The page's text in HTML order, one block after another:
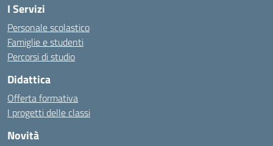
I Servizi
Personale scolastico
Famiglie e studenti
Percorsi di studio
Didattica
Offerta formativa
I progetti delle classi
Novità